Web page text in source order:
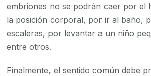
embriones no se podrán caer por el
la posición corporal, por ir al baño,
escaleras, por levantar a un niño
entre otros.
Finalmente, el sentido común debe